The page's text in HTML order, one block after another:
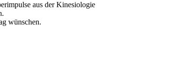
aus der Kinesiologie
wünschen.